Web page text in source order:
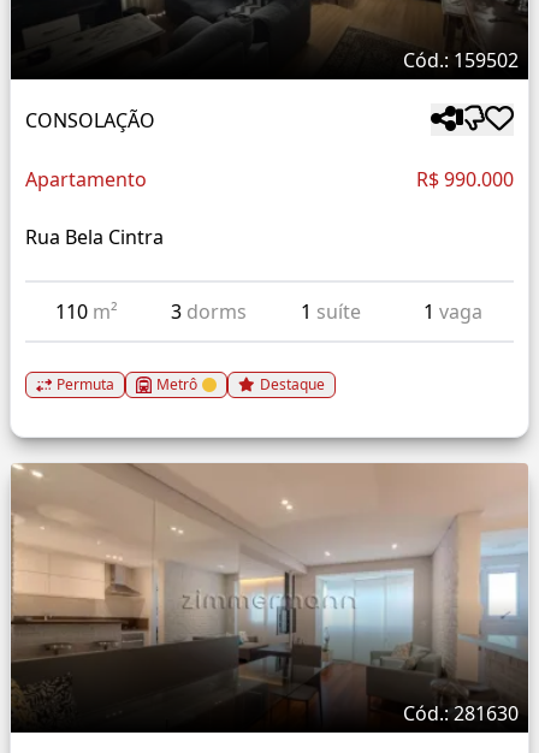
Cód.: 159502
CONSOLAÇÃO
Apartamento R$ 990.000
Rua Bela Cintra
110 m² 3 dorms 1 suíte 1 vaga
Permuta Metrô Destaque
Cód.: 281630